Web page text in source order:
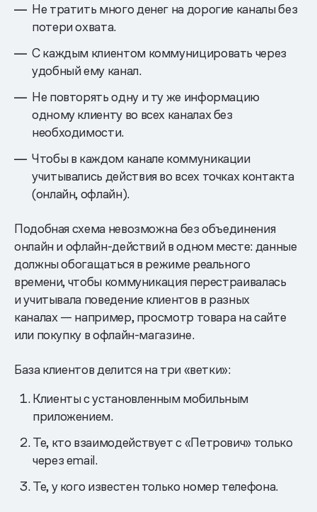
Не тратить много денег на дорогие каналы без
потери охвата.
С каждым клиентом коммуницировать через
удобный ему канал.
Не повторять одну и ту же информацию
одному клиенту во всех каналах без
необходимости.
Чтобы в каждом канале коммуникации
учитывались действия во всех точках контакта
(онлайн, офлайн).
Подобная схема невозможна без объединения
онлайн и офлайн-действий в одном месте: данные
должны обогащаться в режиме реального
времени, чтобы коммуникация перестраивалась
и учитывала поведение клиентов в разных
каналах — например, просмотр товара на сайте
или покупку в офлайн-магазине.
База клиентов делится на три «ветки»:
Клиенты с установленным мобильным
приложением.
Те, кто взаимодействует с «Петрович» только
через email.
Те, у кого известен только номер телефона.